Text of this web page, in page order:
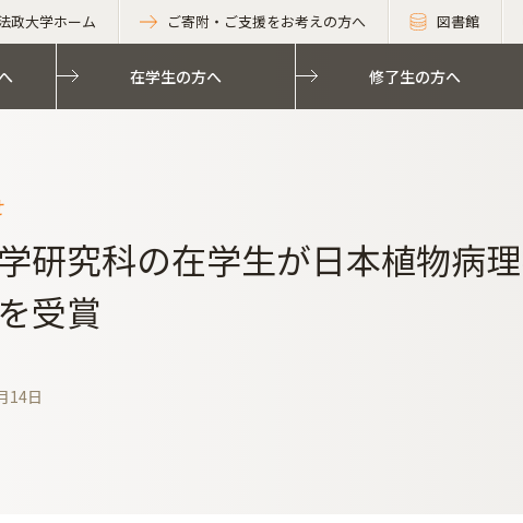
政大学ホーム ご寄附・ご支援をお考えの方へ 図書館
在学生の方へ 修了生の方へ
研究科の在学生が日本植物病
受賞
14日